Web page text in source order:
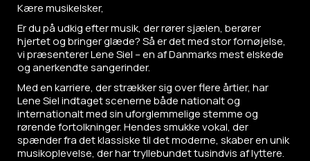
Kære musikelsker,
Er du på udkig efter musik, der rører sjælen, berører
hjertet og bringer glæde? Så er det med stor fornøjelse,
vi præsenterer Lene Siel – en af Danmarks mest elskede
og anerkendte sangerinder.
Med en karriere, der strækker sig over flere årtier, har
Lene Siel indtaget scenerne både nationalt og
internationalt med sin uforglemmelige stemme og
rørende fortolkninger. Hendes smukke vokal, der
spænder fra det klassiske til det moderne, skaber en unik
musikoplevelse, der har tryllebundet tusindvis af lyttere.